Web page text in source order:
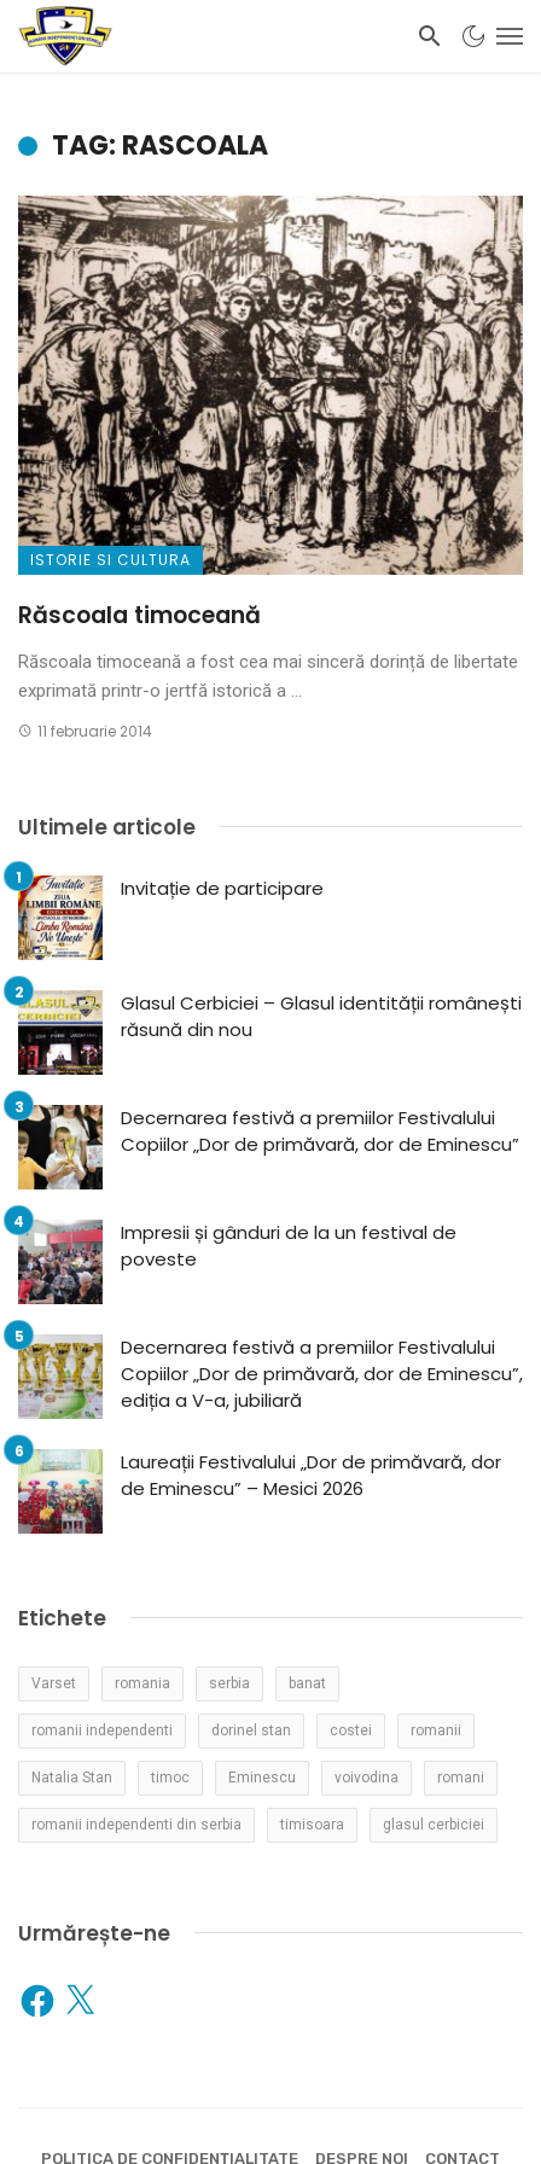
TAG: RASCOALA
ISTORIE SI CULTURA
Răscoala timoceană
Răscoala timoceană a fost cea mai sinceră dorință de libertate
exprimată printr-o jertfă istorică a ...
11 februarie 2014
Ultimele articole
Invitație de participare
Glasul Cerbiciei – Glasul identității românești
răsună din nou
Decernarea festivă a premiilor Festivalului
Copiilor „Dor de primăvară, dor de Eminescu”
Impresii și gânduri de la un festival de
poveste
Decernarea festivă a premiilor Festivalului
Copiilor „Dor de primăvară, dor de Eminescu”,
ediția a V-a, jubiliară
Laureații Festivalului „Dor de primăvară, dor
de Eminescu” – Mesici 2026
Etichete
Varset romania serbia banat
romanii independenti dorinel stan costei romanii
Natalia Stan timoc Eminescu voivodina romani
romanii independenti din serbia timisoara glasul cerbiciei
Urmărește-ne
Facebook
X
POLITICA DE CONFIDENȚIALITATE DESPRE NOI CONTACT